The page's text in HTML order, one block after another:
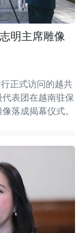
明主席雕像
正式访问的越共
表团在越南驻保
落成揭幕仪式。